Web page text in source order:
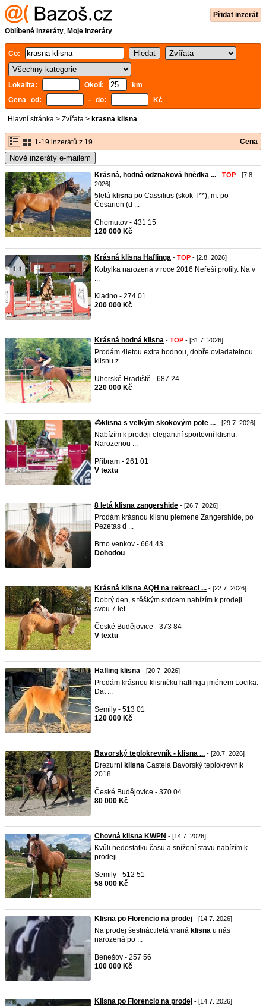
Přidat inzerát
Oblíbené inzeráty, Moje inzeráty
Co:
Lokalita: Okolí:
km
Cena od:
- do: Kč
Hlavní stránka > Zvířata > krasna klisna
1-19 inzerátů z 19 Cena
Nové inzeráty e-mailem
Krásná, hodná odznaková hnědka ... - TOP - [7.8.
2026]
5letá klisna po Cassilius (skok T**), m. po
Česarion (d ...
Chomutov - 431 15
120 000 Kč
Krásná klisna Haflinga - TOP - [2.8. 2026]
Kobylka narozená v roce 2016 Neřeší profily. Na v
...
Kladno - 274 01
200 000 Kč
Krásná hodná klisna - TOP - [31.7. 2026]
Prodám 4letou extra hodnou, dobře ovladatelnou
klisnu z ...
Uherské Hradiště - 687 24
220 000 Kč
🐴klisna s velkým skokovým pote ... - [29.7. 2026]
Nabízím k prodeji elegantní sportovní klisnu.
Narozenou ...
Příbram - 261 01
V textu
8 letá klisna zangershide - [26.7. 2026]
Prodám krásnou klisnu plemene Zangershide, po
Pezetas d ...
Brno venkov - 664 43
Dohodou
Krásná klisna AQH na rekreaci ... - [22.7. 2026]
Dobrý den, s těškým srdcem nabízím k prodeji
svou 7 let ...
České Budějovice - 373 84
V textu
Hafling klisna - [20.7. 2026]
Prodám krásnou klisničku haflinga jménem Locika.
Dat ...
Semily - 513 01
120 000 Kč
Bavorský teplokrevník - klisna ... - [20.7. 2026]
Drezurní klisna Castela Bavorský teplokrevník
2018 ...
České Budějovice - 370 04
80 000 Kč
Chovná klisna KWPN - [14.7. 2026]
Kvůli nedostatku času a snížení stavu nabízím k
prodeji ...
Semily - 512 51
58 000 Kč
Klisna po Florencio na prodej - [14.7. 2026]
Na prodej šestnáctiletá vraná klisna u nás
narozená po ...
Benešov - 257 56
100 000 Kč
Klisna po Florencio na prodej - [14.7. 2026]